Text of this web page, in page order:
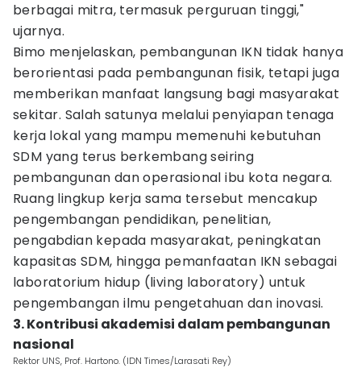
berbagai mitra, termasuk perguruan tinggi,"
ujarnya.
Bimo menjelaskan, pembangunan IKN tidak hanya
berorientasi pada pembangunan fisik, tetapi juga
memberikan manfaat langsung bagi masyarakat
sekitar. Salah satunya melalui penyiapan tenaga
kerja lokal yang mampu memenuhi kebutuhan
SDM yang terus berkembang seiring
pembangunan dan operasional ibu kota negara.
Ruang lingkup kerja sama tersebut mencakup
pengembangan pendidikan, penelitian,
pengabdian kepada masyarakat, peningkatan
kapasitas SDM, hingga pemanfaatan IKN sebagai
laboratorium hidup (living laboratory) untuk
pengembangan ilmu pengetahuan dan inovasi.
3. Kontribusi akademisi dalam pembangunan
nasional
Rektor UNS, Prof. Hartono. (IDN Times/Larasati Rey)